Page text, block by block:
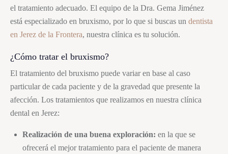
el tratamiento adecuado. El equipo de la Dra. Gema Jiménez
está especializado en bruxismo, por lo que si buscas un dentista
en Jerez de la Frontera, nuestra clínica es tu solución.
¿Cómo tratar el bruxismo?
El tratamiento del bruxismo puede variar en base al caso
particular de cada paciente y de la gravedad que presente la
afección. Los tratamientos que realizamos en nuestra clínica
dental en Jerez:
Realización de una buena exploración: en la que se
ofrecerá el mejor tratamiento para el paciente de manera